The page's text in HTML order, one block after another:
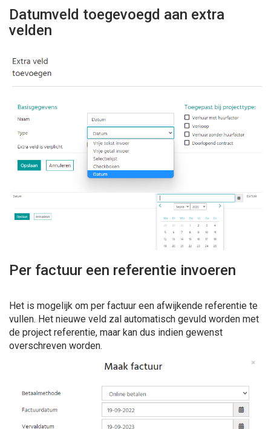
Datumveld toegevoegd aan extra
velden
Per factuur een referentie invoeren
Het is mogelijk om per factuur een afwijkende referentie te
vullen. Het nieuwe veld zal automatisch gevuld worden met
de project referentie, maar kan dus indien gewenst
overschreven worden.